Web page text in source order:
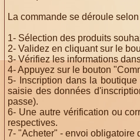
La commande se déroule
1- Sélection des produits
2- Validez en cliquant sur le
3- Vérifiez les informations
4- Appuyez sur le bouton
5- Inscription dans la
saisie des données
passe).
6- Une autre vérification ou
respectives.
7- "Acheter" - envoi obligatoire